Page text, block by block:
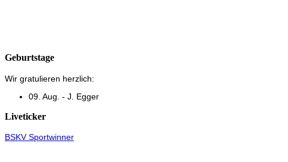
Geburtstage
Wir gratulieren herzlich:
09. Aug. - J. Egger
Liveticker
BSKV Sportwinner